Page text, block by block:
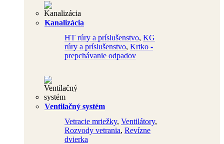
Kanalizácia
HT rúry a príslušenstvo, KG
rúry a príslušenstvo, Krtko -
prepchávanie odpadov
Ventilačný systém
Vetracie mriežky, Ventilátory,
Rozvody vetrania, Revízne
dvierka